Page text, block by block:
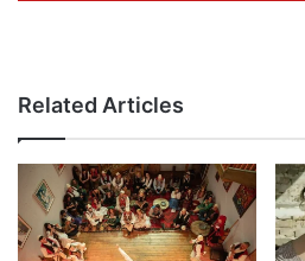
Related Articles